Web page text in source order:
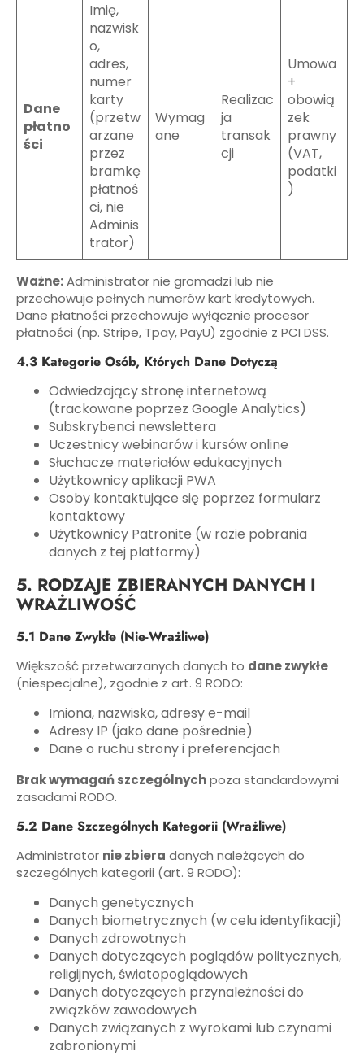
Dane
płatno
ści
Imię,
nazwisk
o,
adres,
numer
karty
(przetw
arzane
przez
bramkę
płatnoś
ci, nie
Adminis
trator)
Wymag
ane
Realizac
ja
transak
cji
Umowa
+
obowią
zek
prawny
(VAT,
podatki
)
Ważne:Administrator nie gromadzi lub nie
przechowuje pełnych numerów kart kredytowych.
Dane płatności przechowuje wyłącznie procesor
płatności (np. Stripe, Tpay, PayU) zgodnie z PCI DSS.
4.3 Kategorie Osób, Których Dane Dotyczą
Odwiedzający stronę internetową
(trackowane poprzez Google Analytics)
Subskrybenci newslettera
Uczestnicy webinarów i kursów online
Słuchacze materiałów edukacyjnych
Użytkownicy aplikacji PWA
Osoby kontaktujące się poprzez formularz
kontaktowy
Użytkownicy Patronite (w razie pobrania
danych z tej platformy)
5. RODZAJE ZBIERANYCH DANYCH I
WRAŻLIWOŚĆ
5.1 Dane Zwykłe (Nie-Wrażliwe)
Większość przetwarzanych danych to dane zwykłe
(niespecjalne), zgodnie z art. 9 RODO:
Imiona, nazwiska, adresy e-mail
Adresy IP (jako dane pośrednie)
Dane o ruchu strony i preferencjach
Brak wymagań szczególnychpoza standardowymi
zasadami RODO.
5.2 Dane Szczególnych Kategorii (Wrażliwe)
Administrator nie zbiera danych należących do
szczególnych kategorii (art. 9 RODO):
Danych genetycznych
Danych biometrycznych (w celu identyfikacji)
Danych zdrowotnych
Danych dotyczących poglądów politycznych,
religijnych, światopoglądowych
Danych dotyczących przynależności do
związków zawodowych
Danych związanych z wyrokami lub czynami
zabronionymi